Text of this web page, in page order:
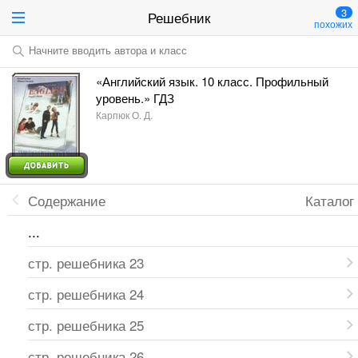
Решебник 3
похожих
Начните вводить автора и класс
«Английский язык. 10 класс. Профильный
уровень.» ГДЗ
Карпюк О. Д.
Каталог
Содержание
...
стр. решебника 23
стр. решебника 24
стр. решебника 25